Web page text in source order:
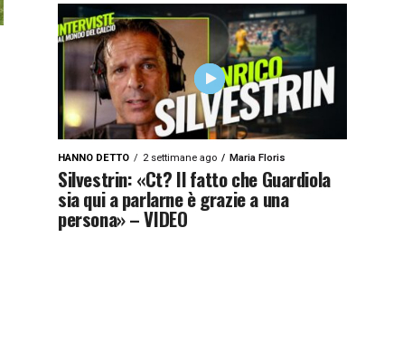
HANNO DETTO 2 settimane ago Maria Floris
Silvestrin: «Ct? Il fatto che Guardiola
sia qui a parlarne è grazie a una
persona» – VIDEO